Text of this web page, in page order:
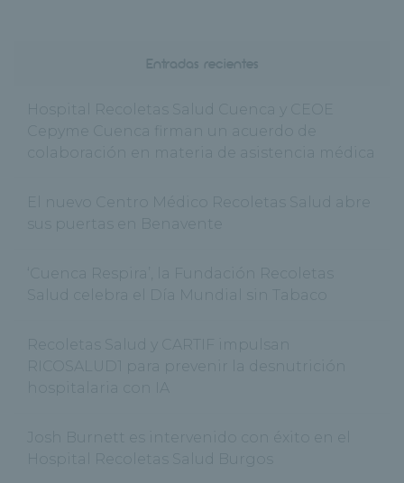
Hospital Recoletas Salud Cuenca y CEOE
Cepyme Cuenca firman un acuerdo de
colaboración en materia de asistencia médica
El nuevo Centro Médico Recoletas Salud abre
sus puertas en Benavente
‘Cuenca Respira’, la Fundación Recoletas
Salud celebra el Día Mundial sin Tabaco
Recoletas Salud y CARTIF impulsan
RICOSALUD1 para prevenir la desnutrición
hospitalaria con IA
Josh Burnett es intervenido con éxito en el
Hospital Recoletas Salud Burgos